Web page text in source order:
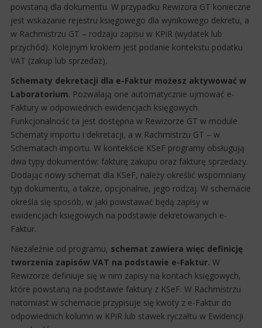
powstaną dla dokumentu. W przypadku Rewizora GT konieczne
jest wskazanie rejestru księgowego dla wynikowego dekretu, a
w Rachmistrzu GT – rodzaju zapisu w KPiR (wydatek lub
przychód). Kolejnym krokiem jest podanie kontekstu podatku
VAT (zakup lub sprzedaż).
Schematy dekretacji dla e-Faktur możesz aktywować w
Laboratorium. Pozwalają one automatycznie ujmować e-
Faktury w odpowiednich ewidencjach księgowych.
Funkcjonalność ta jest dostępna w Rewizorze GT w module
Schematy importu i dekretacji, a w Rachmistrzu GT – w
Schematach importu. W kontekście KSeF programy obsługują
dwa typy dokumentów: fakturę zakupu oraz fakturę sprzedaży.
Dodając nowy schemat dla KSeF, należy określić wspomniany
typ dokumentu, a także, opcjonalnie, jego rodzaj. W schemacie
określa się sposób, w jaki powstawać będą zapisy w
ewidencjach księgowych na podstawie dekretowanych e-
Faktur.
Niezależnie od programu, schemat zawiera więc definicję
tworzenia zapisów VAT na podstawie e-Faktur. W
Rewizorze definiuje się w nim zapisy na kontach księgowych,
które powstaną na podstawie faktury z KSeF. W Rachmistrzu
natomiast w schemacie przypisuje się kwoty z e-Faktur do
odpowiednich kolumn w KPiR lub stawek ryczałtu w Ewidencji